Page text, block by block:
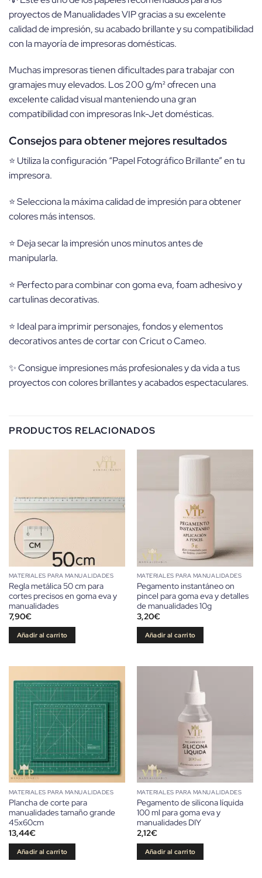
proyectos de Manualidades VIP gracias a su excelente
calidad de impresión, su acabado brillante y su compatibilidad
con la mayoría de impresoras domésticas.
Muchas impresoras tienen dificultades para trabajar con
gramajes muy elevados. Los 200 g/m² ofrecen una
excelente calidad visual manteniendo una gran
compatibilidad con impresoras Ink-Jet domésticas.
Consejos para obtener mejores resultados
⭐ Utiliza la configuración “Papel Fotográfico Brillante” en tu
impresora.
⭐ Selecciona la máxima calidad de impresión para obtener
colores más intensos.
⭐ Deja secar la impresión unos minutos antes de
manipularla.
⭐ Perfecto para combinar con goma eva, foam adhesivo y
cartulinas decorativas.
⭐ Ideal para imprimir personajes, fondos y elementos
decorativos antes de cortar con Cricut o Cameo.
✨ Consigue impresiones más profesionales y da vida a tus
proyectos con colores brillantes y acabados espectaculares.
PRODUCTOS RELACIONADOS
MATERIALES PARA MANUALIDADES
Regla metálica 50 cm para
cortes precisos en goma eva y
manualidades
7,90€
Añadir al carrito
MATERIALES PARA MANUALIDADES
Pegamento instantáneo on
pincel para goma eva y detalles
de manualidades 10g
3,20€
Añadir al carrito
MATERIALES PARA MANUALIDADES
Plancha de corte para
manualidades tamaño grande
45x60cm
13,44€
Añadir al carrito
MATERIALES PARA MANUALIDADES
Pegamento de silicona líquida
100 ml para goma eva y
manualidades DIY
2,12€
Añadir al carrito